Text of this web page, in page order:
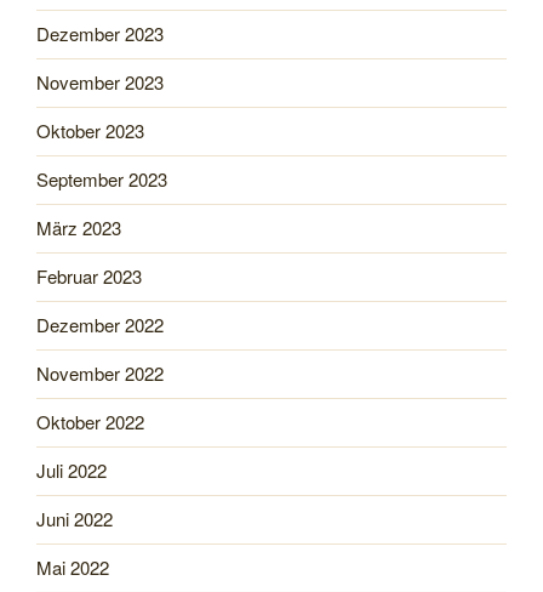
Dezember 2023
November 2023
Oktober 2023
September 2023
März 2023
Februar 2023
Dezember 2022
November 2022
Oktober 2022
Juli 2022
Juni 2022
Mai 2022